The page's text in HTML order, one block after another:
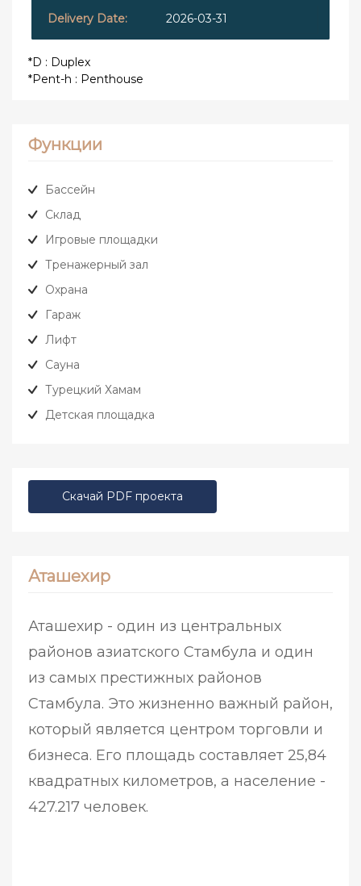
2026-03-31
*D : Duplex
*Pent-h : Penthouse
Функции
Бассейн
Склад
Игровые площадки
Тренажерный зал
Охрана
Гараж
Лифт
Сауна
Турецкий Хамам
Детская площадка
Скачай PDF проекта
Аташехир
Аташехир - один из центральных
районов азиатского Стамбула и один
из самых престижных районов
Стамбула. Это жизненно важный район,
который является центром торговли и
бизнеса. Его площадь составляет 25,84
квадратных километров, а население -
427.217 человек.